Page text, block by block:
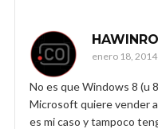
HAWINRO
enero 18, 2014
No es que Windows 8 (u
Microsoft quiere vender
es mi caso y tampoco